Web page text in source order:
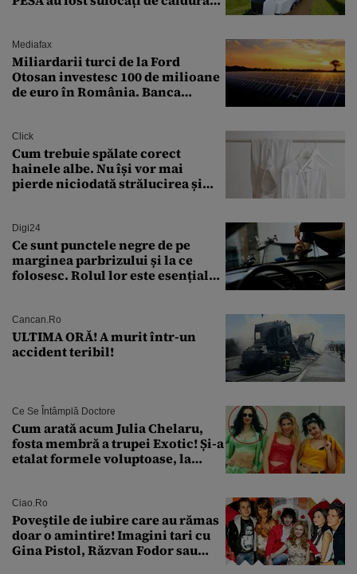
Mediafax
Miliardarii turci de la Ford
Otosan investesc 100 de milioane
de euro în România. Banca
Click
Cum trebuie spălate corect
hainele albe. Nu își vor mai
pierde niciodată strălucirea și
Digi24
Ce sunt punctele negre de pe
marginea parbrizului și la ce
folosesc. Rolul lor este esențial
Cancan.ro
ULTIMA ORĂ! A murit într-un
accident teribil!
Ce Se Întâmplă Doctore
Cum arată acum Julia Chelaru,
fosta membră a trupei Exotic! Și-a
etalat formele voluptoase, la
Ciao.ro
Poveştile de iubire care au rămas
doar o amintire! Imagini tari cu
Gina Pistol, Răzvan Fodor sau